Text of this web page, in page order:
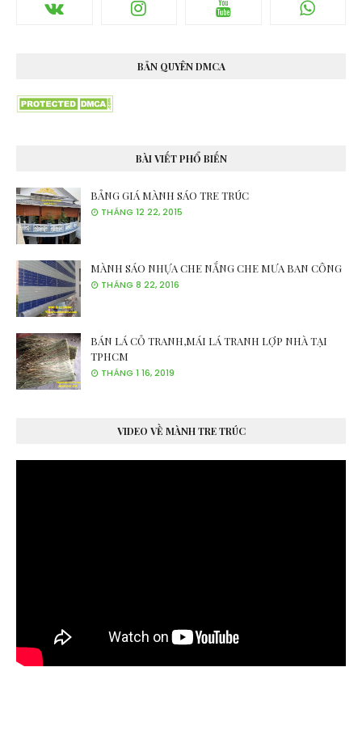
BẢN QUYÊN DMCA
BÀI VIẾT PHỔ BIẾN
BẢNG GIÁ MÀNH SÁO TRE TRÚC
THÁNG 12 22, 2015
MÀNH SÁO NHỰA CHE NẮNG CHE MƯA BAN CÔNG
THÁNG 8 22, 2016
BÁN LÁ CỎ TRANH,MÁI LÁ TRANH LỢP NHÀ TẠI
TPHCM
THÁNG 1 16, 2019
VIDEO VỀ MÀNH TRE TRÚC